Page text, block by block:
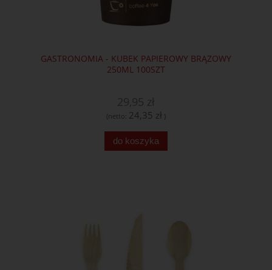
GASTRONOMIA - KUBEK PAPIEROWY BRĄZOWY
250ML 100SZT
(netto: 24,35 zł )
do koszyka